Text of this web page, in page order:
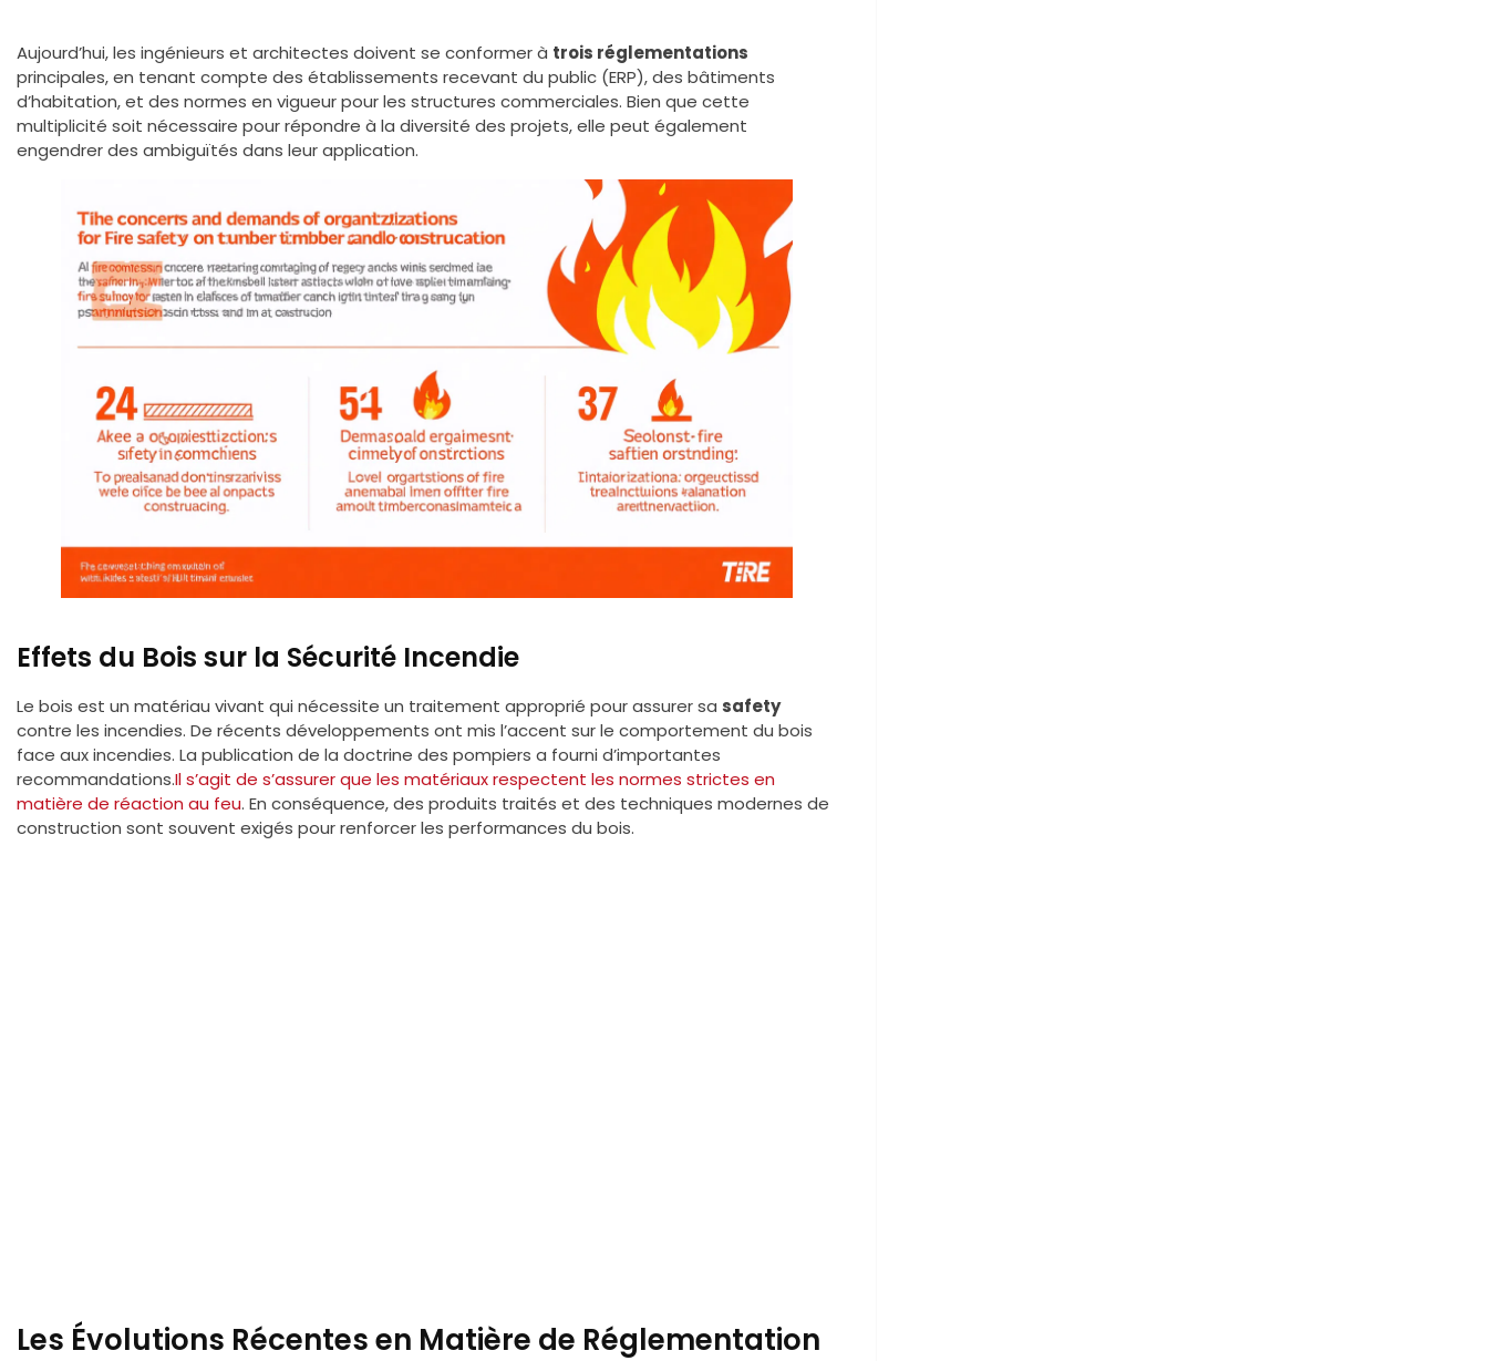
Aujourd’hui, les ingénieurs et architectes doivent se conformer à trois réglementations
principales, en tenant compte des établissements recevant du public (ERP), des bâtiments
d’habitation, et des normes en vigueur pour les structures commerciales. Bien que cette
multiplicité soit nécessaire pour répondre à la diversité des projets, elle peut également
engendrer des ambiguïtés dans leur application.
Effets du Bois sur la Sécurité Incendie
Le bois est un matériau vivant qui nécessite un traitement approprié pour assurer sa safety
contre les incendies. De récents développements ont mis l’accent sur le comportement du bois
face aux incendies. La publication de la doctrine des pompiers a fourni d’importantes
recommandations.Il s’agit de s’assurer que les matériaux respectent les normes strictes en
matière de réaction au feu. En conséquence, des produits traités et des techniques modernes de
construction sont souvent exigés pour renforcer les performances du bois.
Les Évolutions Récentes en Matière de Réglementation